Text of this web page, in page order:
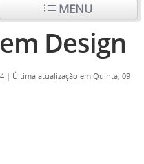
MENU
Design
| Última atualização em Quinta, 09